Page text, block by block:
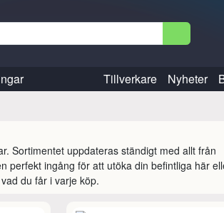
Tillverkare Nyheter
Sortimentet uppdateras ständigt med allt från
perfekt ingång för att utöka din befintliga här
du får i varje köp.